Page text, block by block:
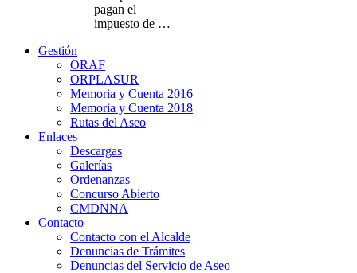
pagan el
impuesto de …
Gestión
ORAF
ORPLASUR
Memoria y Cuenta 2016
Memoria y Cuenta 2018
Rutas del Aseo
Enlaces
Descargas
Galerías
Ordenanzas
Concurso Abierto
CMDNNA
Contacto
Contacto con el Alcalde
Denuncias de Trámites
Denuncias del Servicio de Aseo